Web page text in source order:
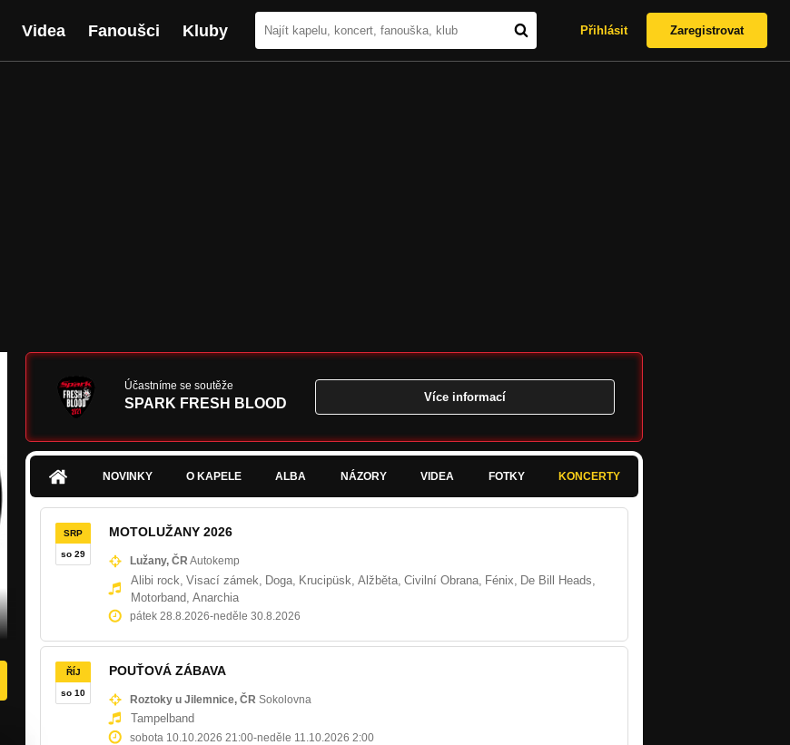
Videa Fanoušci Kluby Přihlásit Zaregistrovat
Účastníme se soutěže
SPARK FRESH BLOOD Více informací
NOVINKY O KAPELE ALBA NÁZORY VIDEA FOTKY KONCERTY
SRP
so 29
MOTOLUŽANY 2026
Lužany, ČR Autokemp
Alibi rock, Visací zámek, Doga, Krucipüsk, Alžběta, Civilní Obrana, Fénix, De Bill Heads,
Motorband, Anarchia
pátek 28.8.2026-neděle 30.8.2026
ŘÍJ
so 10
POUŤOVÁ ZÁBAVA
Roztoky u Jilemnice, ČR Sokolovna
Tampelband
sobota 10.10.2026 21:00-neděle 11.10.2026 2:00